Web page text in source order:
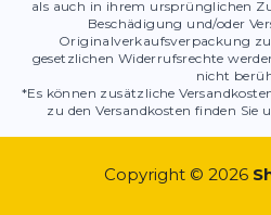
als auch in ihrem ursprünglichen
Beschädigung und/oder
Originalverkaufsverpackung
gesetzlichen Widerrufsrechte
nicht
*Es können zusätzliche
zu den Versandkosten finden Sie
Copyright © 2026